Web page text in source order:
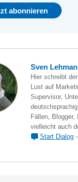
Sven
Hier schreibt
Lust auf
Supervisor,
Fällen, Blogger,
vielleicht auch
Start Dialog